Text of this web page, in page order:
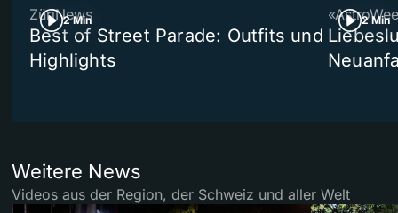
2 Min
ZüriNews
Best of Street Parade: Outfits und
Highlights
2 Min
Weitere News
Videos aus der Region, der Schweiz und aller Welt